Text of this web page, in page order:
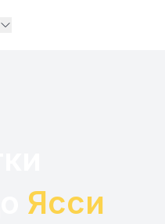
Ясси